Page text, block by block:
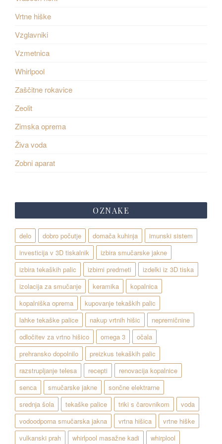
Vrtne hiške
Vzglavniki
Vzmetnica
Whirlpool
Zaščitne rokavice
Zeolit
Zimska oprema
Živa voda
Zobni aparat
OZNAKE
delo dobro počutje domača kuhinja
imunski sistem
investicija v 3D tiskalnik
izbira smučarske jakne
izbira tekaških palic
izbirni predmeti
izdelki iz 3D tiska
izolacija za smučanje
keramika
kopalnica
kopalniška oprema
kupovanje tekaških palic
lahke tekaške palice
nakup vrtnih hišic
nepremičnine
odločitev za vrtno hišico
omega 3
očala
prehransko dopolnilo
preizkus tekaških palic
razstrupljanje telesa
recepti
renovacija kopalnice
senca
smučarske jakne
sončne elektrarne
srednja šola
tekaške palice triki s čarovnikom
voda
vodoodporna smučarska jakna
vrtna hišica
vrtne hiške
vulkanski prah
whirlpool masažne kadi whirplool